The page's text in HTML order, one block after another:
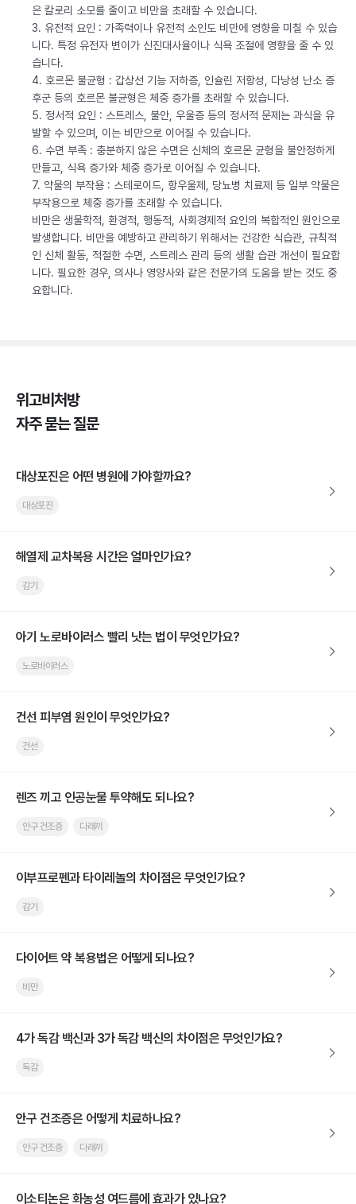
은 칼로리 소모를 줄이고 비만을 초래할 수 있습니다.
3. 유전적 요인 : 가족력이나 유전적 소인도 비만에 영향을 미칠 수 있습
니다. 특정 유전자 변이가 신진대사율이나 식욕 조절에 영향을 줄 수 있
습니다.
4. 호르몬 불균형 : 갑상선 기능 저하증, 인슐린 저항성, 다낭성 난소 증
후군 등의 호르몬 불균형은 체중 증가를 초래할 수 있습니다.
5. 정서적 요인 : 스트레스, 불안, 우울증 등의 정서적 문제는 과식을 유
발할 수 있으며, 이는 비만으로 이어질 수 있습니다.
6. 수면 부족 : 충분하지 않은 수면은 신체의 호르몬 균형을 불안정하게
만들고, 식욕 증가와 체중 증가로 이어질 수 있습니다.
7. 약물의 부작용 : 스테로이드, 항우울제, 당뇨병 치료제 등 일부 약물은
부작용으로 체중 증가를 초래할 수 있습니다.
비만은 생물학적, 환경적, 행동적, 사회경제적 요인의 복합적인 원인으로
발생합니다. 비만을 예방하고 관리하기 위해서는 건강한 식습관, 규칙적
인 신체 활동, 적절한 수면, 스트레스 관리 등의 생활 습관 개선이 필요합
니다. 필요한 경우, 의사나 영양사와 같은 전문가의 도움을 받는 것도 중
요합니다.
위고비처방
자주 묻는 질문
대상포진은 어떤 병원에 가야할까요?
대상포진
해열제 교차복용 시간은 얼마인가요?
감기
아기 노로바이러스 빨리 낫는 법이 무엇인가요?
노로바이러스
건선 피부염 원인이 무엇인가요?
건선
렌즈 끼고 인공눈물 투약해도 되나요?
안구 건조증 다래끼
이부프로펜과 타이레놀의 차이점은 무엇인가요?
감기
다이어트 약 복용법은 어떻게 되나요?
비만
4가 독감 백신과 3가 독감 백신의 차이점은 무엇인가요?
독감
안구 건조증은 어떻게 치료하나요?
안구 건조증 다래끼
이소티논은 화농성 여드름에 효과가 있나요?